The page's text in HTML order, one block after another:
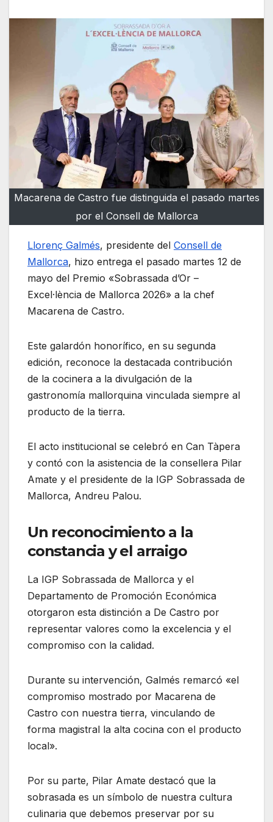
Macarena de Castro fue distinguida el pasado martes
por el Consell de Mallorca
Llorenç Galmés, presidente del Consell de
Mallorca, hizo entrega el pasado martes 12 de
mayo del Premio «Sobrassada d’Or –
Excel·lència de Mallorca 2026» a la chef
Macarena de Castro.
Este galardón honorífico, en su segunda
edición, reconoce la destacada contribución
de la cocinera a la divulgación de la
gastronomía mallorquina vinculada siempre al
producto de la tierra.
El acto institucional se celebró en Can Tàpera
y contó con la asistencia de la consellera Pilar
Amate y el presidente de la IGP Sobrassada de
Mallorca, Andreu Palou.
Un reconocimiento a la
constancia y el arraigo
La IGP Sobrassada de Mallorca y el
Departamento de Promoción Económica
otorgaron esta distinción a De Castro por
representar valores como la excelencia y el
compromiso con la calidad.
Durante su intervención, Galmés remarcó «el
compromiso mostrado por Macarena de
Castro con nuestra tierra, vinculando de
forma magistral la alta cocina con el producto
local».
Por su parte, Pilar Amate destacó que la
sobrasada es un símbolo de nuestra cultura
culinaria que debemos preservar por su